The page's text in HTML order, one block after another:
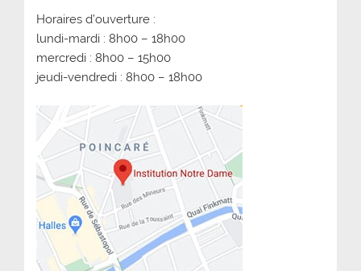
Horaires d’ouverture :
lundi-mardi : 8h00 – 18h00
mercredi : 8h00 – 15h00
jeudi-vendredi : 8h00 – 18h00